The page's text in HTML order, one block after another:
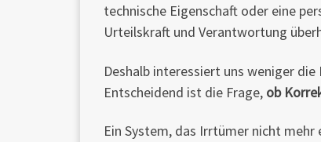
technische Eigenschaft oder eine
Urteilskraft und Verantwortung
Deshalb interessiert uns weniger
Entscheidend ist die Frage, ob
Ein System, das Irrtümer nicht